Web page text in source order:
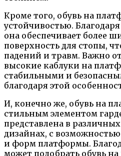
Кроме того, обувь на
устойчивостью.
она обеспечивает более
поверхность для стопы,
падений и травм. Важно
высокие каблуки на
стабильными и
благодаря этой
И, конечно же, обувь на
стильным элементом
представлена в
дизайнах, с
и форм платформы.
может подобрать обувь